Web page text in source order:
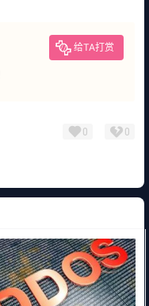
给TA打赏
0 0